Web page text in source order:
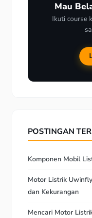
Mau
Ikuti course
POSTINGAN
Komponen Mobil
Motor Listrik
dan Kekurangan
Mencari Motor